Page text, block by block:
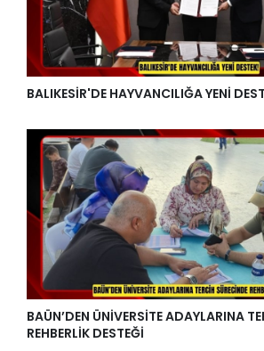
BALIKESİR'DE HAYVANCILIĞA YENİ
BAÜN’DEN ÜNİVERSİTE ADAYLARINA
REHBERLİK DESTEĞİ